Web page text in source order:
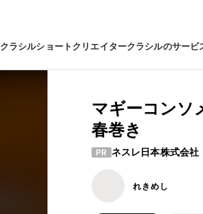
クラシルショートクリエイタークラシルのサービ
マギーコンソ
春巻き
PR ネスレ日本株式会社
れきめし